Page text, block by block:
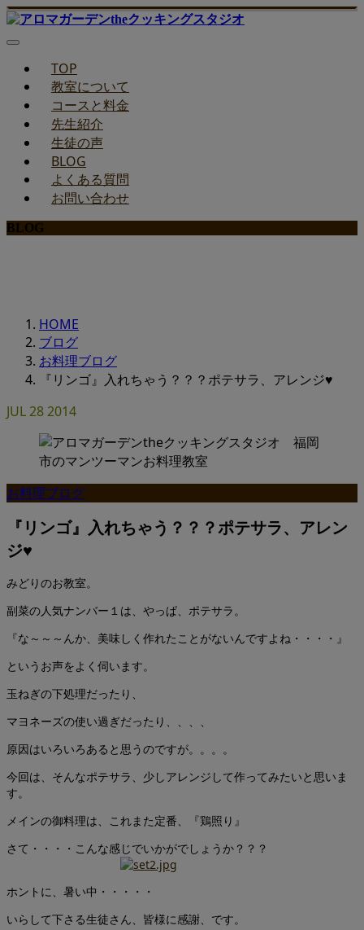
TOP
教室について
コースと料金
先生紹介
生徒の声
BLOG
よくある質問
お問い合わせ
BLOG
HOME
ブログ
お料理ブログ
『リンゴ』入れちゃう？？？ポテサラ、アレンジ♥
JUL282014
お料理ブログ
『リンゴ』入れちゃう？？？ポテサラ、アレン
ジ♥
みどりのお教室。
副菜の人気ナンバー１は、やっぱ、ポテサラ。
『な～～～んか、美味しく作れたことがないんですよね・・・・』
というお声をよく伺います。
玉ねぎの下処理だったり、
マヨネーズの使い過ぎだったり、、、、
原因はいろいろあると思うのですが。。。。
今回は、そんなポテサラ、少しアレンジして作ってみたいと思いま
す。
メインの御料理は、これまた定番、『鶏照り』
さて・・・・こんな感じでいかがでしょうか？？？
ホントに、暑い中・・・・・
いらして下さる生徒さん、皆様に感謝、です。